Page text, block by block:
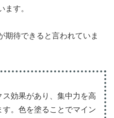
ます。
期待できると言われていま
効果があり、集中力を高
。色を塗ることでマイン